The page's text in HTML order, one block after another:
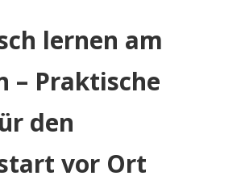
lernen am
– Praktische
den
vor Ort